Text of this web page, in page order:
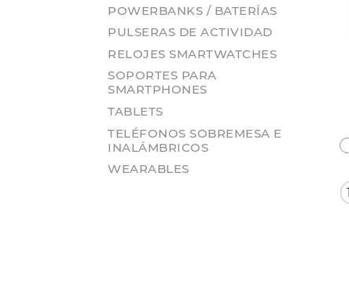
POWERBANKS / BATERÍAS
PULSERAS DE ACTIVIDAD
RELOJES SMARTWATCHES
SOPORTES PARA
SMARTPHONES
TABLETS
TELÉFONOS SOBREMESA E
INALÁMBRICOS
WEARABLES